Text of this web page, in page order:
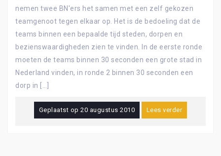
nemen twee BN'ers het samen met een zelf gekozen
teamgenoot tegen elkaar op. Het is de bedoeling dat de
teams binnen een bepaalde tijd steden, dorpen en
bezienswaardigheden zien te vinden. In de eerste ronde
moeten de teams binnen 30 seconden een grote stad in
Nederland vinden, in ronde 2 binnen 30 seconden een
dorp in […]
Geplaatst op20 augustus 2010 Lees verder